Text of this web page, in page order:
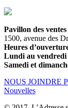
Pavillon des ventes
1500, avenue des
Heures
Lundi au vendredi
Samedi et
NOUS JOINDRE
Nouvelles